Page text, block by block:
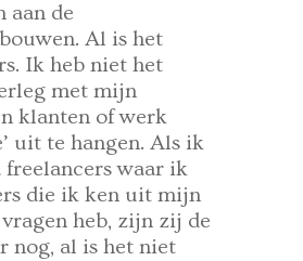
aan de
Al is het
Ik heb niet het
met mijn
klanten of werk
uit te hangen. Als ik
waar ik
die ik ken uit mijn
heb, zijn zij de
nog, al is het niet